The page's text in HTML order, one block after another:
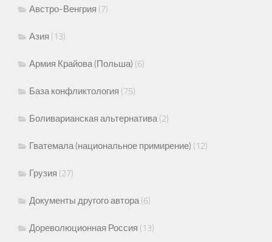
Австро-Венгрия (7)
Азия (13)
Армия Крайова (Польша) (6)
База конфликтология (75)
Боливарианская альтернатива(2)
Гватемала (национальное примирение) (12)
Грузия (27)
Документы другого автора(6)
Дореволюционная Россия (13)